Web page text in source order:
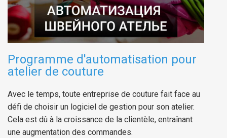
Programme d'automatisation pour
atelier de couture
Avec le temps, toute entreprise de couture fait face au
défi de choisir un logiciel de gestion pour son atelier.
Cela est dû à la croissance de la clientèle, entraînant
une augmentation des commandes.